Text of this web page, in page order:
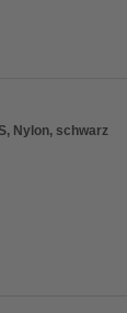
Nylon, schwarz